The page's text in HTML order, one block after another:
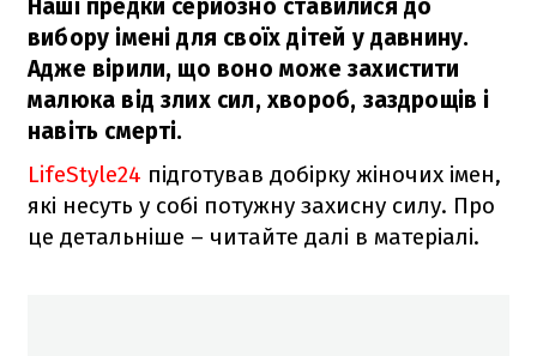
Наші предки серйозно ставилися до
вибору імені для своїх дітей у давнину.
Адже вірили, що воно може захистити
малюка від злих сил, хвороб, заздрощів і
навіть смерті.
LifeStyle24 підготував добірку жіночих імен,
які несуть у собі потужну захисну силу. Про
це детальніше – читайте далі в матеріалі.